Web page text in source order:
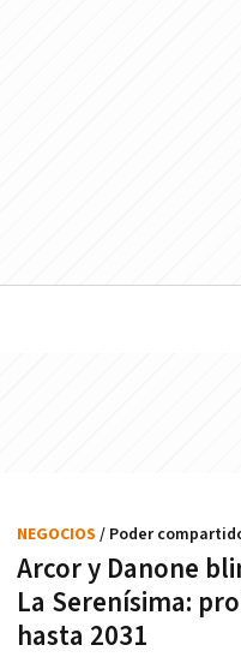
Arcor y Danone
La Serenísima:
hasta 2031
NEGOCIOS / Poder